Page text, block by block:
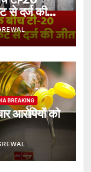
से दर्ज की
BREAKING
आरोपियों को